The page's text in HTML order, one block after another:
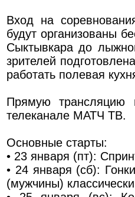
Вход на
будут организованы
Сыктывкара до
зрителей
работать полевая
Прямую трансляцию
телеканале МАТЧ ТВ.
Основные старты:
• 23 января (пт):
• 24 января (сб):
(мужчины)